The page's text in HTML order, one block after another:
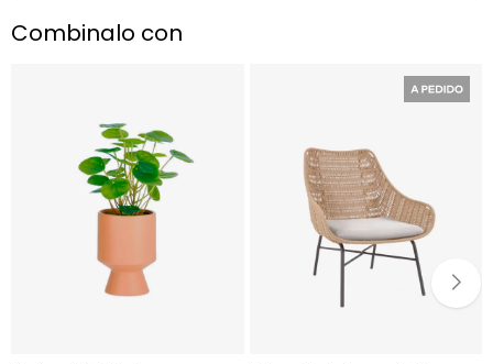
Combinalo con